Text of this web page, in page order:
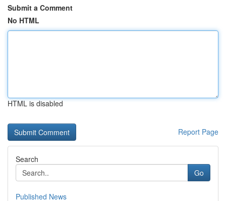
Submit a Comment
No HTML
HTML is disabled
Report Page
Search
Go
Published News